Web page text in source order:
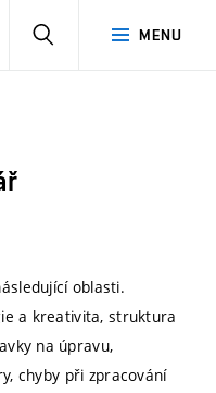
MENU
oblasti.
a kreativita, struktura
na úpravu,
chyby při zpracování